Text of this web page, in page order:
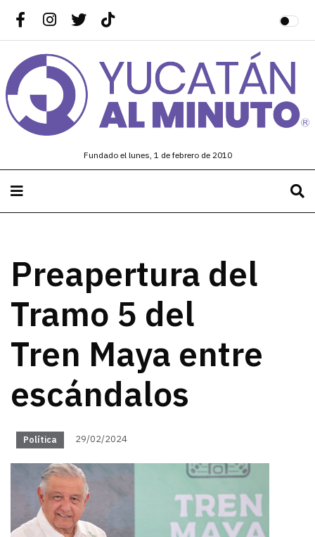
Fundado el lunes, 1 de febrero de 2010
Preapertura del
Tramo 5 del
Tren Maya entre
escándalos
Política 29/02/2024